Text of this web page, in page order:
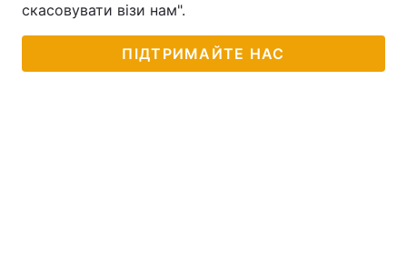
Послуги
скасовувати візи нам".
ПІДТРИМАЙТЕ НАС